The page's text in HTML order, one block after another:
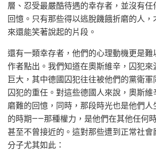
層、忍受最嚴酷待遇的幸存者，並沒有任
回憶。只有那些得以逃脫饑餓折磨的人，
來還能笑著說起的片段。
還有一類幸存者，他們的心理動機更是難
作者點出。我們知道在奧斯維辛，囚犯來
巨大，其中德國囚犯往往被他們的黨衛軍
囚犯的重任。對這些德國人來說，奧斯
磨難的回憶，同時，那段時光也是他們
的時期——那種權力，是他們在其他任何
甚至不曾接近的。這對那些遭到正常社會
分子尤其如此：